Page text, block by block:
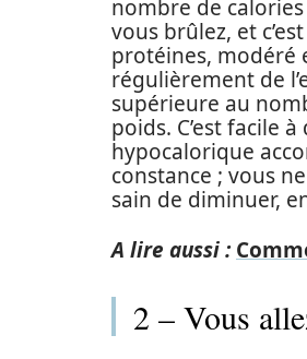
nombre de
vous brûlez, et
protéines, modéré
régulièrement de
supérieure au
poids. C’est facile
hypocalorique
constance ; vous
sain de diminuer,
A lire aussi :
2 – Vous